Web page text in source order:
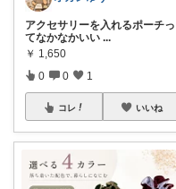
アクセサリーを入れるポーチっ
てなかなかいい ...
￥ 1,650
0 0 1
コレ いいね